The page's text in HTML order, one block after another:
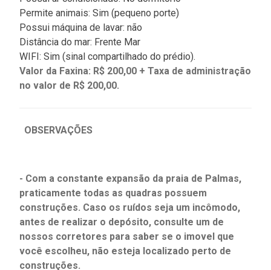
Permite animais: Sim (pequeno porte)
Possui máquina de lavar: não
Distância do mar: Frente Mar
WIFI: Sim (sinal compartilhado do prédio).
Valor da Faxina: R$ 200,00 + Taxa de administração
no valor de R$ 200,00.
OBSERVAÇÕES
- Com a constante expansão da praia de Palmas,
praticamente todas as quadras possuem
construções. Caso os ruídos seja um incômodo,
antes de realizar o depósito, consulte um de
nossos corretores para saber se o imovel que
você escolheu, não esteja localizado perto de
construções.